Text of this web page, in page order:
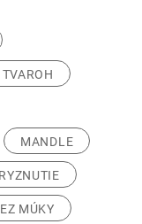
TVAROH
MANDLE
MÚKY